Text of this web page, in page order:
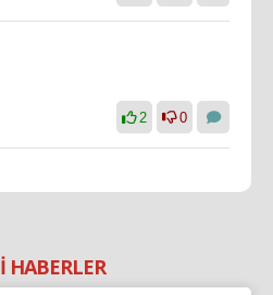
2 0
HABERLER